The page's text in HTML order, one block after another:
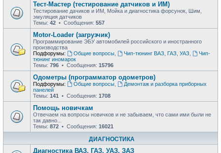
Тест-Мастер (тестирование датчиков и ИМ)
Тестирование дачиков и ИМ, Мойка и диагностика форсунок, Шим,
эмуляция датчиков
Темы: 42 • Сообщения: 557
Motor-Loader (загрузчик)
Программирование ЭБУ автомобилей российского и иностранного
производства
Подфорумы:
Общие вопросы, Чип-тюнинг ВАЗ, ГАЗ, УАЗ
Чип-
тюнинг иномарок
Темы: 796 • Сообщения: 15796
Одометры (программатор одометров)
Подфорумы: Общие вопросы,
Демонтаж и разборка приборных
панелей
Темы: 141 • Сообщения: 1708
Помощь новичкам
Отвечаем на вопросы новичков и не забываем, что сами ими были не
так давно...
Темы: 872 • Сообщения: 16021
ДИАГНОСТИКА
Диагностика ВАЗ, ГАЗ, УАЗ, ЗАЗ